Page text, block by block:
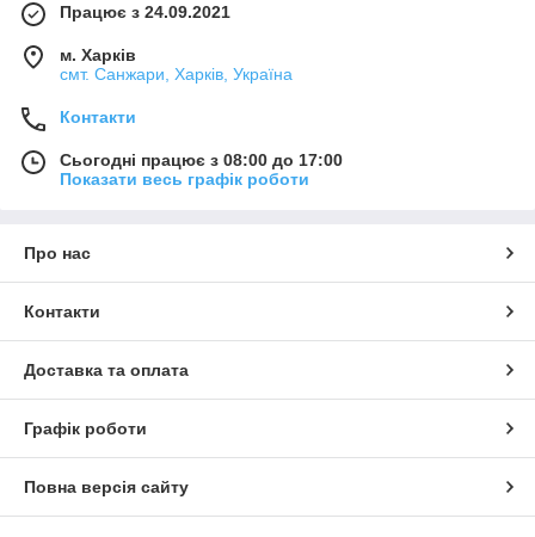
Працює з 24.09.2021
м. Харків
смт. Санжари, Харків, Україна
Контакти
Сьогодні працює з 08:00 до 17:00
Показати весь графік роботи
Про нас
Контакти
Доставка та оплата
Графік роботи
Повна версія сайту